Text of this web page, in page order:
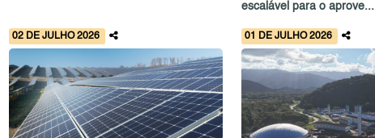
escalável para o aprove...
02 DE JULHO 2026 01 DE JULHO 2026